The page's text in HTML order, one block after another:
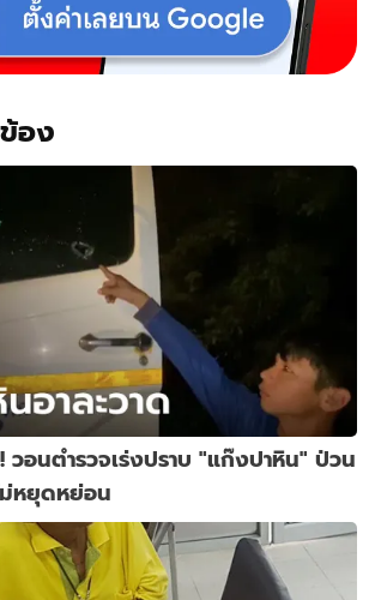
อง
วอนตำรวจเร่งปราบ "แก๊งปาหิน" ป่วน
ม่หยุดหย่อน